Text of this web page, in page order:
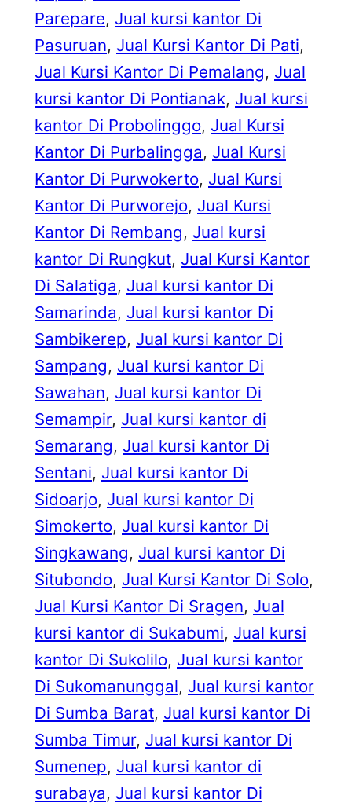
Parepare, Jual kursi kantor Di
Pasuruan, Jual Kursi Kantor Di Pati
Jual Kursi Kantor Di Pemalang, Jual
kursi kantor Di Pontianak, Jual kursi
kantor Di Probolinggo, Jual Kursi
Kantor Di Purbalingga, Jual Kursi
Kantor Di Purwokerto, Jual Kursi
Kantor Di Purworejo, Jual Kursi
Kantor Di Rembang, Jual kursi
kantor Di Rungkut, Jual Kursi Kantor
Di Salatiga, Jual kursi kantor Di
Samarinda, Jual kursi kantor Di
Sambikerep, Jual kursi kantor Di
Sampang, Jual kursi kantor Di
Sawahan, Jual kursi kantor Di
Semampir, Jual kursi kantor di
Semarang, Jual kursi kantor Di
Sentani, Jual kursi kantor Di
Sidoarjo, Jual kursi kantor Di
Simokerto, Jual kursi kantor Di
Singkawang, Jual kursi kantor Di
Situbondo, Jual Kursi Kantor Di Solo
Jual Kursi Kantor Di Sragen, Jual
kursi kantor di Sukabumi, Jual kursi
kantor Di Sukolilo, Jual kursi kantor
Di Sukomanunggal, Jual kursi kantor
Di Sumba Barat, Jual kursi kantor Di
Sumba Timur, Jual kursi kantor Di
Sumenep, Jual kursi kantor di
surabaya, Jual kursi kantor Di